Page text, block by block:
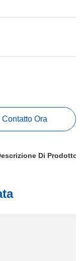
Contatto Ora
Di Prodotto